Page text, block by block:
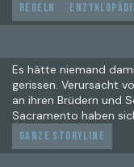
Regeln
Es hätte niemand
gerissen. Verursacht
an ihren Brüdern und
Sacramento haben
Ganze Storyline